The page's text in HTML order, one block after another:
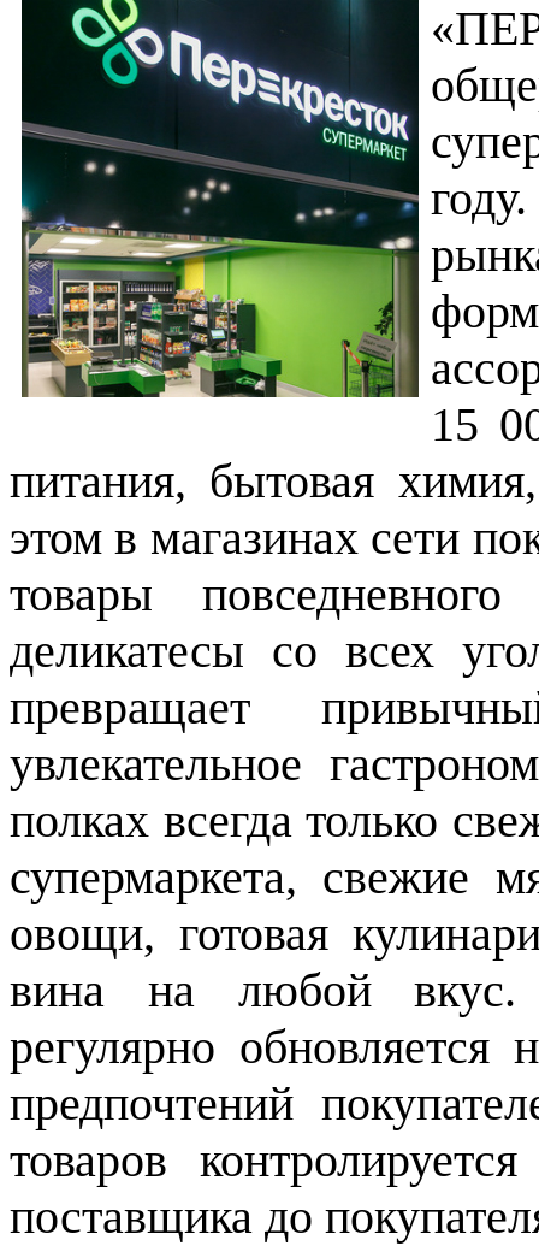
15
питания, бытовая
этом в магазинах сети
товары
деликатесы со всех
превращает
увлекательное
полках всегда только
супермаркета, свежие
овощи, готовая
вина на любой вкус.
регулярно обновляется
предпочтений
товаров
поставщика до